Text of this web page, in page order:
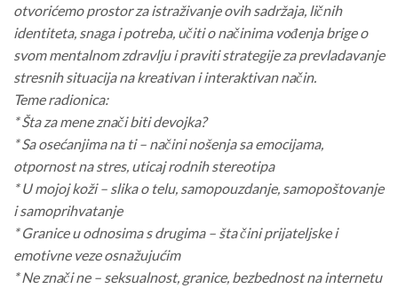
otvorićemo prostor za istraživanje ovih sadržaja, ličnih
identiteta, snaga i potreba, učiti o načinima vođenja brige o
svom mentalnom zdravlju i praviti strategije za prevladavanje
stresnih situacija na kreativan i interaktivan način.
Teme radionica:
* Šta za mene znači biti devojka?
* Sa osećanjima na ti – načini nošenja sa emocijama,
otpornost na stres, uticaj rodnih stereotipa
* U mojoj koži – slika o telu, samopouzdanje, samopoštovanje
i samoprihvatanje
* Granice u odnosima s drugima – šta čini prijateljske i
emotivne veze osnažujućim
* Ne znači ne – seksualnost, granice, bezbednost na internetu